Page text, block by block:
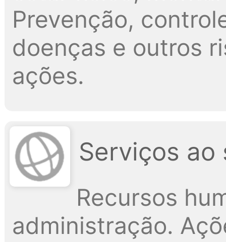
Prevenção,
doenças e outros
ações.
Serviços ao
Recursos
administração.